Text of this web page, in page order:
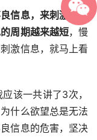
信息，来刺激 出欲
周期越来越短，慢
激信息，就马上看
该一共讲了3次，
什么欲望总是无法
信息的危害，坚决